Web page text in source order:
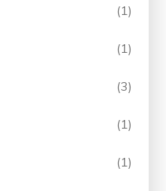
(1)
(1)
(3)
(1)
(1)